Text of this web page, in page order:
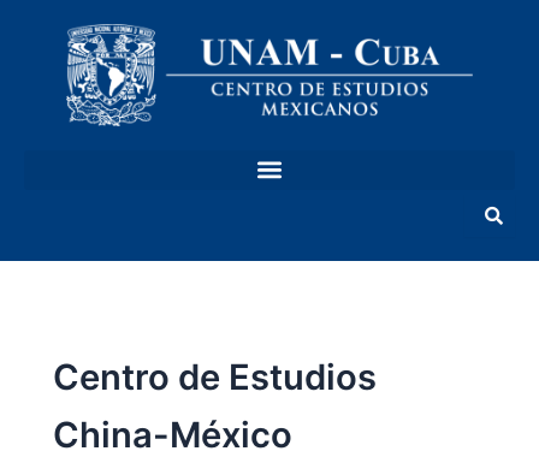
contenido
Centro de Estudios
China-México